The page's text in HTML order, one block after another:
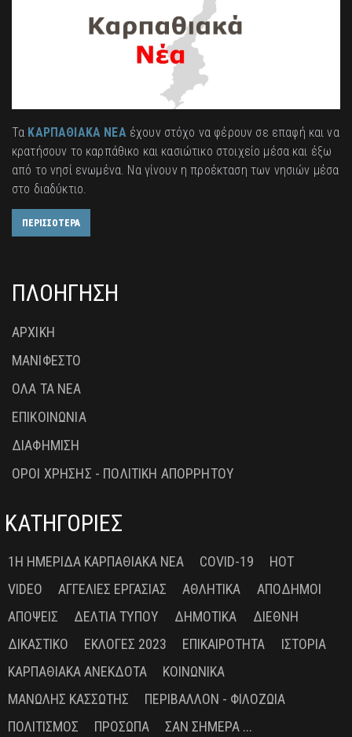
Τα ΚΑΡΠΑΘΙΑΚΑ ΝΕΑέχουν στόχο να φέρουν σε επαφή και να
κρατήσουν το καρπάθικο και κασιώτικο στοιχείο μέσα και έξω
από το νησί ενωμένα. Να γίνουν η προέκταση των νησιών μέσα
στο διαδύκτιο.
ΠΕΡΙΣΣΟΤΕΡΑ
ΠΛΟΗΓΗΣΗ
ΑΡΧΙΚΗ
ΜΑΝΙΦΕΣΤΟ
ΟΛΑ ΤΑ ΝΕΑ
ΕΠΙΚΟΙΝΩΝΙΑ
ΔΙΑΦΗΜΙΣΗ
ΟΡΟΙ ΧΡΗΣΗΣ - ΠΟΛΙΤΙΚΗ ΑΠΟΡΡΗΤΟΥ
ΚΑΤΗΓΟΡΙΕΣ
1Η ΗΜΕΡΊΔΑ ΚΑΡΠΑΘΙΑΚΆ ΝΈΑ COVID-19
HOT
VIDEO
ΑΓΓΕΛΊΕΣ ΕΡΓΑΣΊΑΣ ΑΘΛΗΤΙΚΆ
ΑΠΌΔΗΜΟΙ
ΑΠΌΨΕΙΣ
ΔΕΛΤΊΑ ΤΎΠΟΥ ΔΗΜΟΤΙΚΆ
ΔΙΕΘΝΉ
ΔΙΚΑΣΤΙΚΌ
ΕΚΛΟΓΈΣ 2023 ΕΠΙΚΑΙΡΌΤΗΤΑ
ΙΣΤΟΡΊΑ
ΚΑΡΠΑΘΙΑΚΆ ΑΝΈΚΔΟΤΑ
ΚΟΙΝΩΝΙΚΆ
ΜΑΝΏΛΗΣ ΚΑΣΣΏΤΗΣ
ΠΕΡΙΒΆΛΛΟΝ - ΦΙΛΟΖΩΊΑ
ΠΟΛΙΤΙΣΜΌΣ
ΠΡΌΣΩΠΑ ΣΑΝ ΣΉΜΕΡΑ ...